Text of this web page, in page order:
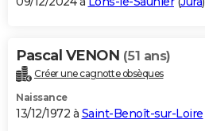
Pascal VENON (51 ans)
Créer une cagnotte obsèques
Naissance
13/12/1972 à Saint-Benoît-sur-Loire